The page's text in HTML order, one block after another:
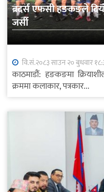
ब्रदर्स एफसी हङकङले
जर्सी
वि.सं.२०८३ साउन २० बुधवार
काठमाडौं: हङकङमा
क्रममा कलाकार, पत्रकार...